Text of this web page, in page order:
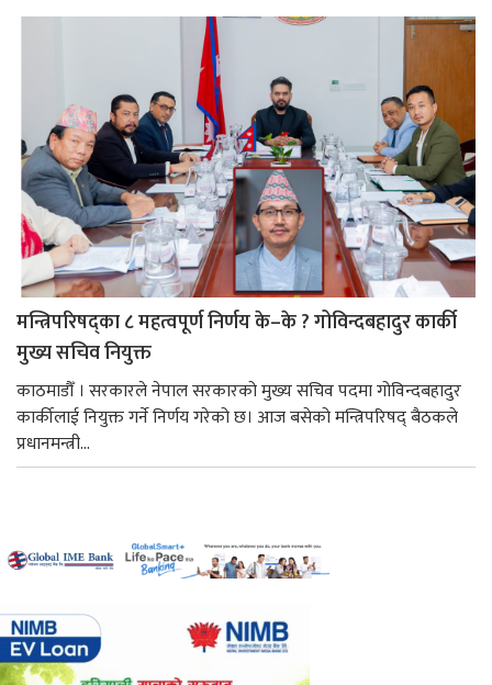
मन्त्रिपरिषद्का ८ महत्वपूर्ण निर्णय के–के ? गोविन्दबहादुर कार्की
मुख्य सचिव नियुक्त
काठमाडौँ । सरकारले नेपाल सरकारको मुख्य सचिव पदमा गोविन्दबहादुर
कार्कीलाई नियुक्त गर्ने निर्णय गरेको छ। आज बसेको मन्त्रिपरिषद् बैठकले
प्रधानमन्त्री...